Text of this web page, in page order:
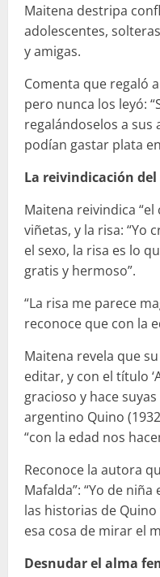
Maitena destripa
adolescentes,
y amigas.
Comenta que regaló
pero nunca los leyó:
regalándoselos a sus
podían gastar plata
La reivindicación del
Maitena reivindica “el
viñetas, y la risa: “Yo
el sexo, la risa es lo
gratis y hermoso”.
“La risa me parece
reconoce que con la
Maitena revela que
editar, y con el título
gracioso y hace
argentino Quino
“con la edad nos
Reconoce la autora
Mafalda”: “Yo de
las historias de
esa cosa de mirar el
Desnudar el alma